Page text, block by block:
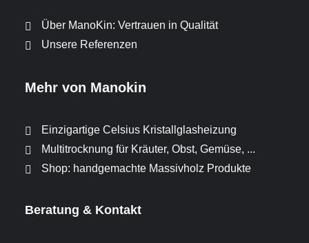
Über ManoKin: Vertrauen in Qualität
Unsere Referenzen
Mehr von Manokin
Einzigartige Celsius Kristallglasheizung
Multitrocknung für Kräuter, Obst, Gemüse, ...
Shop: handgemachte Massivholz Produkte
Beratung & Kontakt